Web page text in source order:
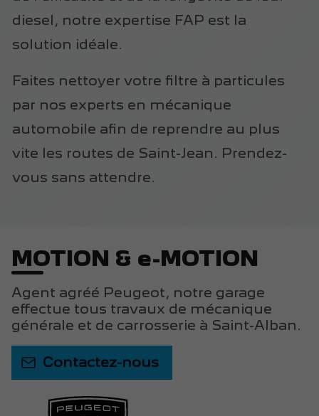
diesel, notre expertise FAP est la
solution idéale.
Faites nettoyer votre filtre à particules
par nos experts en mécanique
automobile afin de reprendre au plus
vite les routes de Saint-Jean. Prendez-
vous sans attendre.
MOTION & e-MOTION
Agent agréé Peugeot, notre garage
effectue tous travaux de mécanique
générale et de carrosserie à Saint-Alban.
Contactez-nous